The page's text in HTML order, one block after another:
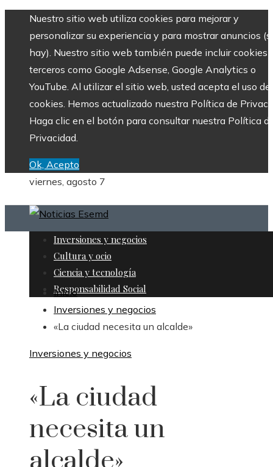
Nuestro sitio web utiliza cookies para mejorar y
personalizar su experiencia y para mostrar anuncios
hay). Nuestro sitio web también puede incluir cookies
terceros como Google Adsense, Google Analytics o
YouTube. Al utilizar el sitio web, usted acepta el uso de
cookies. Hemos actualizado nuestra Política de
Haga clic en el botón para consultar nuestra Política
Privacidad.
Ok, Acepto
viernes, agosto 7
Inversiones y negocios
Cultura y ocio
Ciencia y tecnología
Responsabilidad Social
Inicio
Inversiones y negocios
«La ciudad necesita un alcalde»
Inversiones y negocios
«La ciudad
necesita un